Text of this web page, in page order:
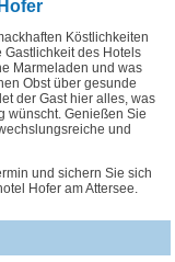
Köstlichkeiten
Gastlichkeit des Hotels
Marmeladen und was
Obst über gesunde
der Gast hier alles, was
wünscht. Genießen Sie
und
und sichern Sie sich
Hofer am Attersee.